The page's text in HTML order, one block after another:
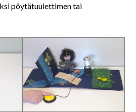
pöytätuulettimen tai